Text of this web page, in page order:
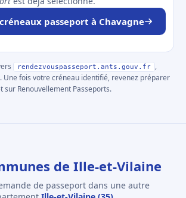
passeport à Chavagne
rendezvouspasseport.ants.gouv.fr
,
Une fois votre créneau identifié, revenez préparer
sur Renouvellement Passeports.
de Ille-et-Vilaine
de passeport dans une autre